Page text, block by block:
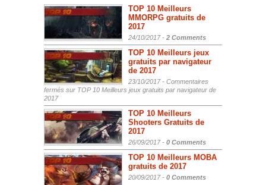
TOP 10 Meilleurs
MMORPG gratuits de
2017
24/10/2017 - 2 Comments
TOP 10 Meilleurs jeux
gratuits par navigateur
de 2017
23/10/2017 - Commentaires
fermés sur TOP 10 Meilleurs jeux gratuits par navigateur de
2017
TOP 10 Meilleurs
Shooters Gratuits de
2017
26/09/2017 - 0 Comments
TOP 10 Meilleurs MOBA
gratuits de 2017
20/09/2017 - 0 Comments